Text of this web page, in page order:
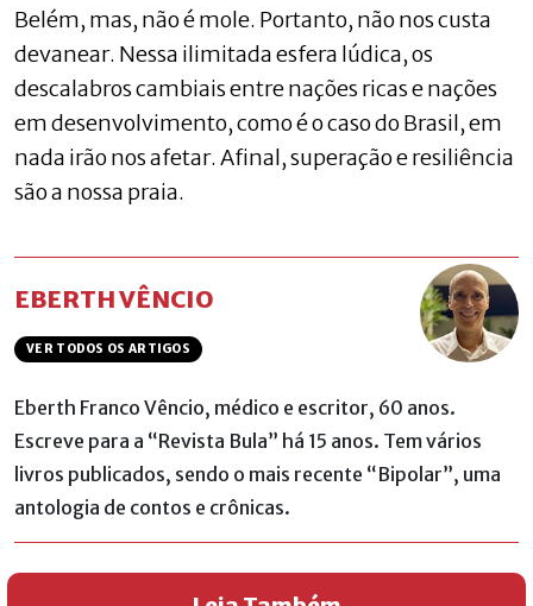
Belém, mas, não é mole. Portanto, não nos custa
devanear. Nessa ilimitada esfera lúdica, os
descalabros cambiais entre nações ricas e nações
em desenvolvimento, como é o caso do Brasil, em
nada irão nos afetar. Afinal, superação e resiliência
são a nossa praia.
EBERTH VÊNCIO
VER TODOS OS ARTIGOS
Eberth Franco Vêncio, médico e escritor, 60 anos.
Escreve para a “Revista Bula” há 15 anos. Tem vários
livros publicados, sendo o mais recente “Bipolar”, uma
antologia de contos e crônicas.